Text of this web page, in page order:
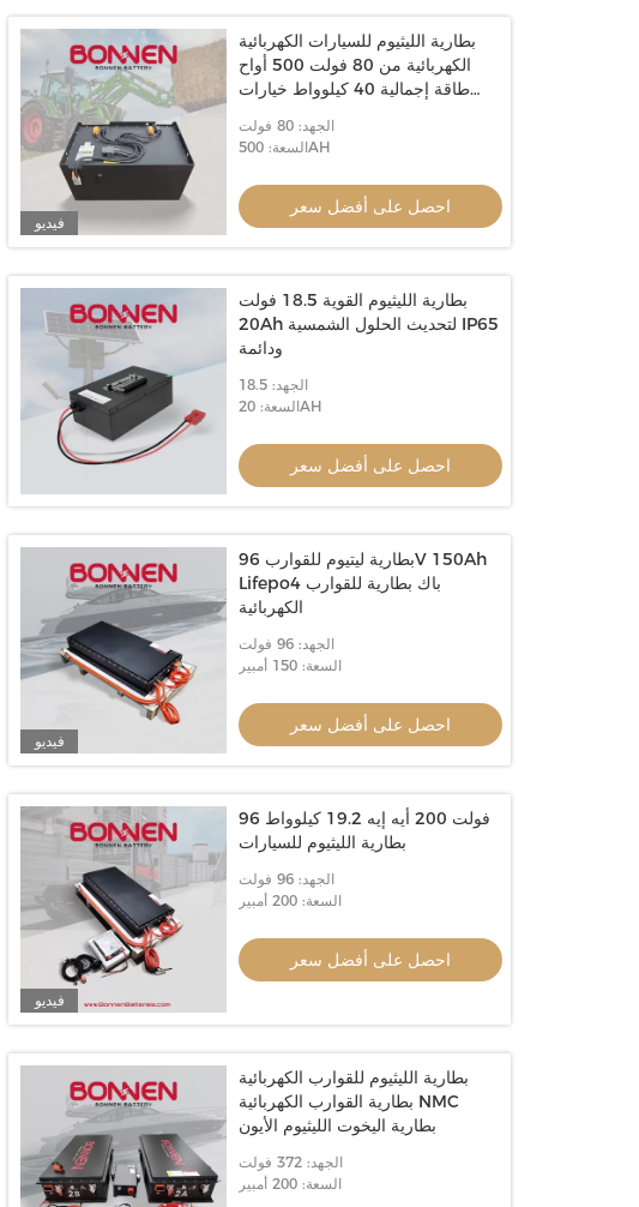
فيديو
بطارية الليثيوم للسيارات الكهربائية
الكهربائية من 80 فولت 500 أواح
طاقة إجمالية 40 كيلوواط خيارات
الجهد: 80 فولت
السعة: 500AH
احصل على أفضل سعر
بطارية الليثيوم القوية 18.5 فولت
20Ah لتحديث الحلول الشمسية IP65
ودائمة
الجهد: 18.5
السعة: 20AH
احصل على أفضل سعر
فيديو
بطارية ليتيوم للقوارب 96V 150Ah
Lifepo4 باك بطارية للقوارب
الكهربائية
الجهد: 96 فولت
السعة: 150 أمبير
احصل على أفضل سعر
فيديو
96 فولت 200 أيه إيه 19.2 كيلوواط
بطارية الليثيوم للسيارات
الجهد: 96 فولت
السعة: 200 أمبير
احصل على أفضل سعر
بطارية الليثيوم للقوارب الكهربائية
بطارية القوارب الكهربائية NMC
بطارية اليخوت الليثيوم الأيون
الجهد: 372 فولت
السعة: 200 أمبير